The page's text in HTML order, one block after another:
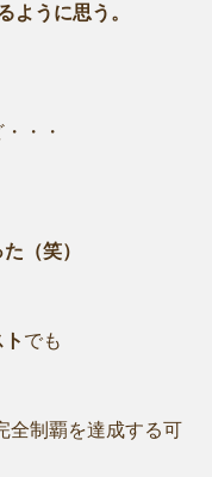
ように思う。
・・
（笑）
ト でも
全制覇を達成する可